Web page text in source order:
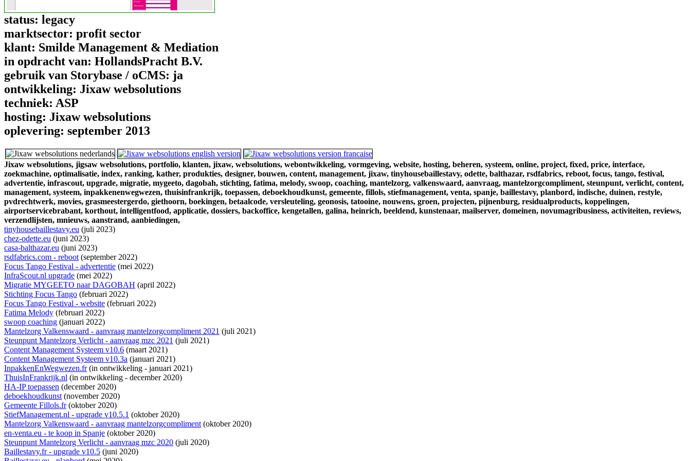
status: legacy
marktsector: profit sector
klant: Smilde Management & Mediation
in opdracht van: HollandsPracht B.V.
gebruik van Storybase / oCMS: ja
ontwikkeling: Jixaw websolutions
techniek: ASP
hosting: Jixaw websolutions
oplevering: september 2013
Jixaw websolutions, jigsaw websolutions, portfolio, klanten, jixaw, websolutions, webontwikkeling, vormgeving, website, hosting, beheren, systeem, online, project, fixed, price, interface,
zoekmachine, optimalisatie, index, ranking, kather, produkties, designer, bouwen, content, management, jixaw, tinyhousebaillestavy, odette, balthazar, rsdfabrics, reboot, focus, tango, festival,
advertentie, infrascout, upgrade, migratie, mygeeto, dagobah, stichting, fatima, melody, swoop, coaching, mantelzorg, valkenswaard, aanvraag, mantelzorgcompliment, steunpunt, verlicht, content,
management, systeem, inpakkenenwegwezen, thuisinfrankrijk, toepassen, deboekhoudkunst, gemeente, fillols, stiefmanagement, venta, spanje, baillestavy, planbord, indische, duinen, restyle,
pvdrechtwerk, movies, grasmeestergerdo, giethoorn, boekingen, betaalcode, versleuteling, geonosis, tatooine, nouwens, groen, projecten, pijnenburg, residualproducts, koppelingen,
airportservicebrabant, korthout, intelligentfood, applicatie, dossiers, backoffice, kengetallen, galina, heinrich, beeldend, kunstenaar, mailserver, domeinen, novumagribusiness, activiteiten, reviews,
verzendlijsten, mnieuws, aanstrand, aanbiedingen,
tinyhousebaillestavy.eu (juli 2023)
chez-odette.eu (juni 2023)
casa-balthazar.eu (juni 2023)
rsdfabrics.com - reboot(september 2022)
Focus Tango Festival - advertentie (mei 2022)
InfraScout.nl upgrade (mei 2022)
Migratie MYGEETO naar DAGOBAH (april 2022)
Stichting Focus Tango (februari 2022)
Focus Tango Festival - website (februari 2022)
Fatima Melody (februari 2022)
swoop coaching (januari 2022)
Mantelzorg Valkenswaard - aanvraag mantelzorgcompliment 2021 (juli 2021)
Steunpunt Mantelzorg Verlicht - aanvraag mzc 2021 (juli 2021)
Content Management Systeem v10.6 (maart 2021)
Content Management Systeem v10.3a (januari 2021)
InpakkenEnWegwezen.fr(in ontwikkeling - januari 2021)
ThuisInFrankrijk.nl (in ontwikkeling - december 2020)
HA-IP toepassen (december 2020)
deboekhoudkunst(november 2020)
Gemeente Fillols.fr(oktober 2020)
StiefManagement.nl - upgrade v10.5.1 (oktober 2020)
Mantelzorg Valkenswaard - aanvraag mantelzorgcompliment(oktober 2020)
en-venta.eu - te koop in Spanje (oktober 2020)
Steunpunt Mantelzorg Verlicht - aanvraag mzc 2020 (juli 2020)
Baillestavy.fr - upgrade v10.5 (juni 2020)